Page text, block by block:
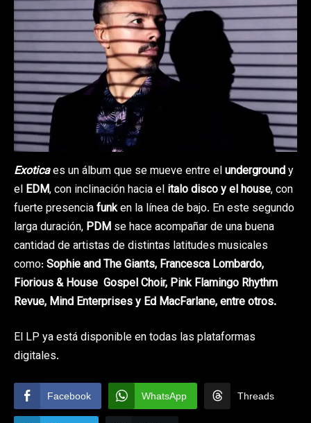
Exoticaes un álbum que se mueve entre elundergroundy
el EDM, con inclinación hacia el italo disco y el house, con
fuerte presenciafunken la línea de bajo. En este segundo
larga duración, PDM se hace acompañar de una buena
cantidad de artistas de distintas latitudes musicales
como: Sophie and The Giants, Francesca Lombardo,
Fiorious & House Gospel Choir, Pink Flamingo Rhythm
Revue, Mind Enterprises y Ed MacFarlane, entre otros.
El LP ya está disponible en todas las plataformas
digitales.
Facebook WhatsApp Threads